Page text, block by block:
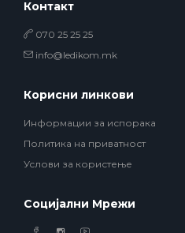
Контакт
070 25 25 25
info@ledikom.mk
Корисни линкови
Информации за испорака
Политика на приватност
Услови за користење
Социјални Мрежи